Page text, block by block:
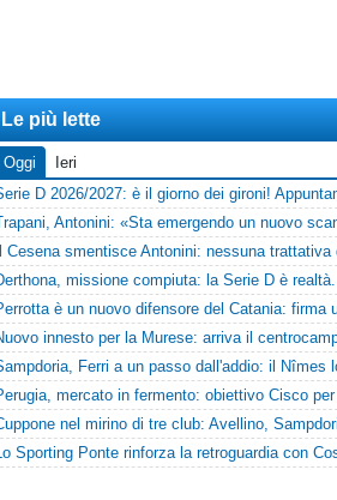
Le più lette
Oggi
Ieri